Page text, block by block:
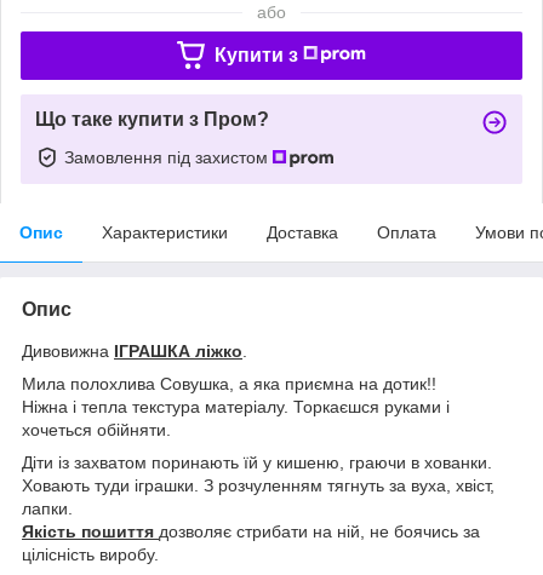
або
Купити з
Що таке купити з Пром?
Замовлення під захистом
Опис Характеристики Доставка Оплата Умови
Опис
Дивовижна ІГРАШКА ліжко
Мила полохлива Совушка, а яка приємна на дотик!!
Ніжна і тепла текстура матеріалу. Торкаєшся руками і
хочеться обійняти.
Діти із захватом поринають їй у кишеню, граючи в хованки.
Ховають туди іграшки. З розчуленням тягнуть за вуха, хвіст,
лапки.
Якість пошиття дозволяє стрибати на ній, не боячись за
цілісність виробу.